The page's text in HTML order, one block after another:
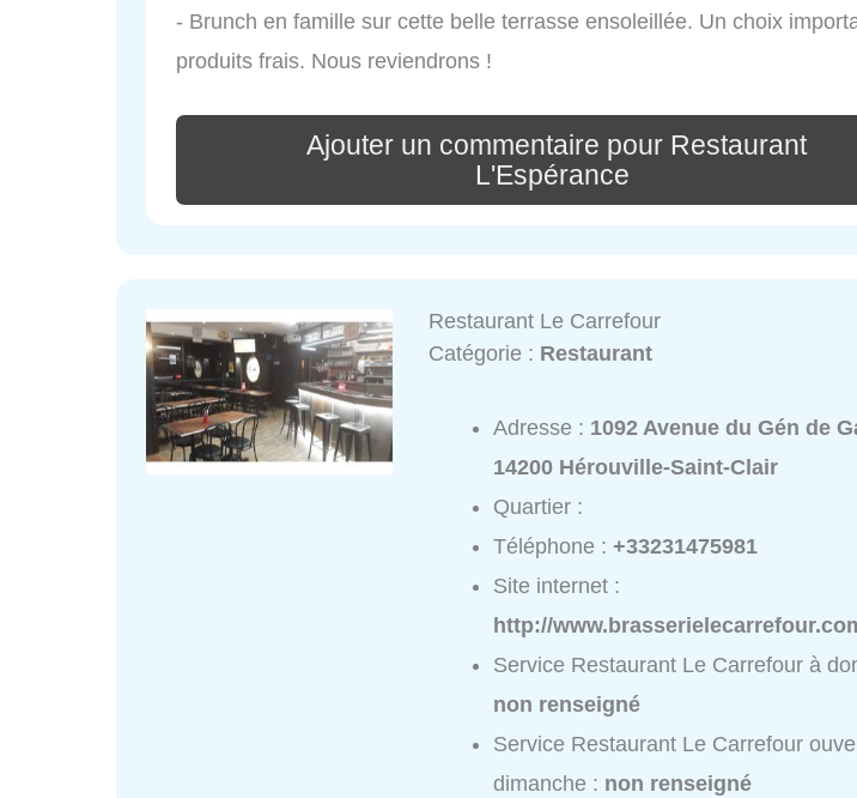
- Brunch en famille sur cette belle terrasse ensoleillée. Un choix
produits frais. Nous reviendrons !
Ajouter un commentaire pour Restaurant
L'Espérance
Restaurant Le Carrefour
Catégorie : Restaurant
Adresse : 1092 Avenue du Gén de
14200 Hérouville-Saint-Clair
Quartier :
Téléphone :+33231475981
Site internet :
http://
Service Restaurant Le Carrefour à
non renseigné
Service Restaurant Le Carrefour
dimanche : non renseigné